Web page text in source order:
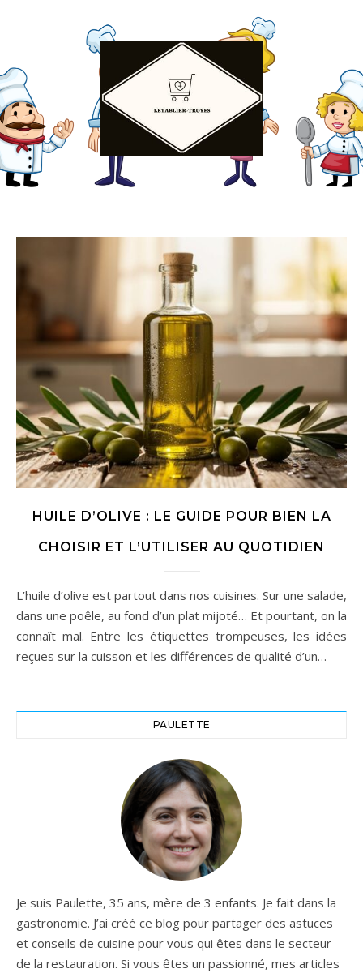
HUILE D’OLIVE : LE GUIDE POUR BIEN LA
CHOISIR ET L’UTILISER AU QUOTIDIEN
L’huile d’olive est partout dans nos cuisines. Sur une salade,
dans une poêle, au fond d’un plat mijoté… Et pourtant, on la
connaît mal. Entre les étiquettes trompeuses, les idées
reçues sur la cuisson et les différences de qualité d’un…
PAULETTE
Je suis Paulette, 35 ans, mère de 3 enfants. Je fait dans la
gastronomie. J’ai créé ce blog pour partager des astuces
et conseils de cuisine pour vous qui êtes dans le secteur
de la restauration. Si vous êtes un passionné, mes articles